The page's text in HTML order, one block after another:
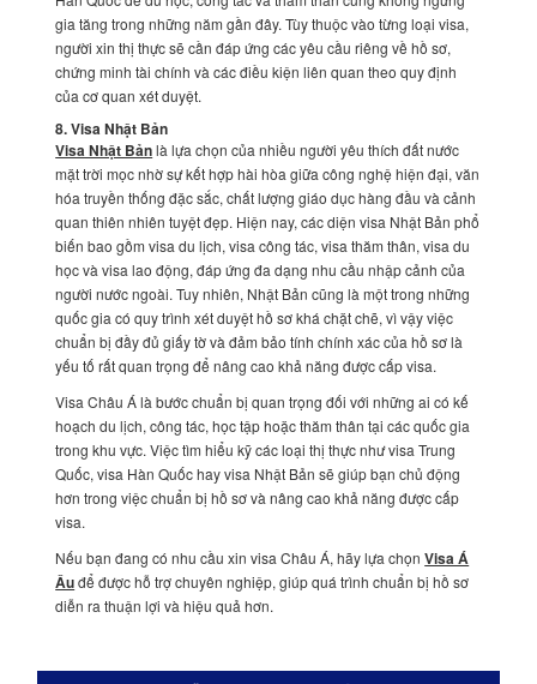
gia tăng trong những năm gần đây. Tùy thuộc vào từng loại visa,
người xin thị thực sẽ cần đáp ứng các yêu cầu riêng về hồ sơ,
chứng minh tài chính và các điều kiện liên quan theo quy định
của cơ quan xét duyệt.
8. Visa Nhật Bản
Visa Nhật Bảnlà lựa chọn của nhiều người yêu thích đất nước
mặt trời mọc nhờ sự kết hợp hài hòa giữa công nghệ hiện đại, văn
hóa truyền thống đặc sắc, chất lượng giáo dục hàng đầu và cảnh
quan thiên nhiên tuyệt đẹp. Hiện nay, các diện visa Nhật Bản phổ
biến bao gồm visa du lịch, visa công tác, visa thăm thân, visa du
học và visa lao động, đáp ứng đa dạng nhu cầu nhập cảnh của
người nước ngoài. Tuy nhiên, Nhật Bản cũng là một trong những
quốc gia có quy trình xét duyệt hồ sơ khá chặt chẽ, vì vậy việc
chuẩn bị đầy đủ giấy tờ và đảm bảo tính chính xác của hồ sơ là
yếu tố rất quan trọng để nâng cao khả năng được cấp visa.
Visa Châu Á là bước chuẩn bị quan trọng đối với những ai có kế
hoạch du lịch, công tác, học tập hoặc thăm thân tại các quốc gia
trong khu vực. Việc tìm hiểu kỹ các loại thị thực như visa Trung
Quốc, visa Hàn Quốc hay visa Nhật Bản sẽ giúp bạn chủ động
hơn trong việc chuẩn bị hồ sơ và nâng cao khả năng được cấp
visa.
Nếu bạn đang có nhu cầu xin visa Châu Á, hãy lựa chọnVisa Á
Âuđể được hỗ trợ chuyên nghiệp, giúp quá trình chuẩn bị hồ sơ
diễn ra thuận lợi và hiệu quả hơn.